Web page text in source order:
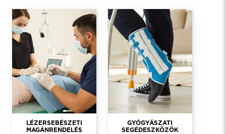
LÉZERSEBÉSZETI
MAGÁNRENDELÉS
GYÓGYÁSZATI
SEGÉDESZKÖZÖK